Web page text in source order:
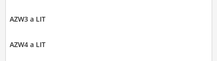
AZW3 a LIT
AZW4 a LIT